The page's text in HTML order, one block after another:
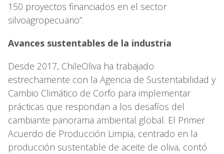
150 proyectos financiados en el sector
silvoagropecuario”.
Avances sustentables de la industria
Desde 2017, ChileOliva ha trabajado
estrechamente con la Agencia de Sustentabilidad y
Cambio Climático de Corfo para implementar
prácticas que respondan a los desafíos del
cambiante panorama ambiental global. El Primer
Acuerdo de Producción Limpia, centrado en la
producción sustentable de aceite de oliva, contó